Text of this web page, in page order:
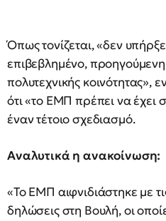
Όπως τονίζεται, «δεν
επιβεβλημένο,
πολυτεχνικής κοινότητας»,
ότι «το ΕΜΠ πρέπει να έχει
έναν τέτοιο σχεδιασμό.
Αναλυτικά η ανακοίνωση:
«Το ΕΜΠ αιφνιδιάστηκε με
δηλώσεις στη Βουλή, οι